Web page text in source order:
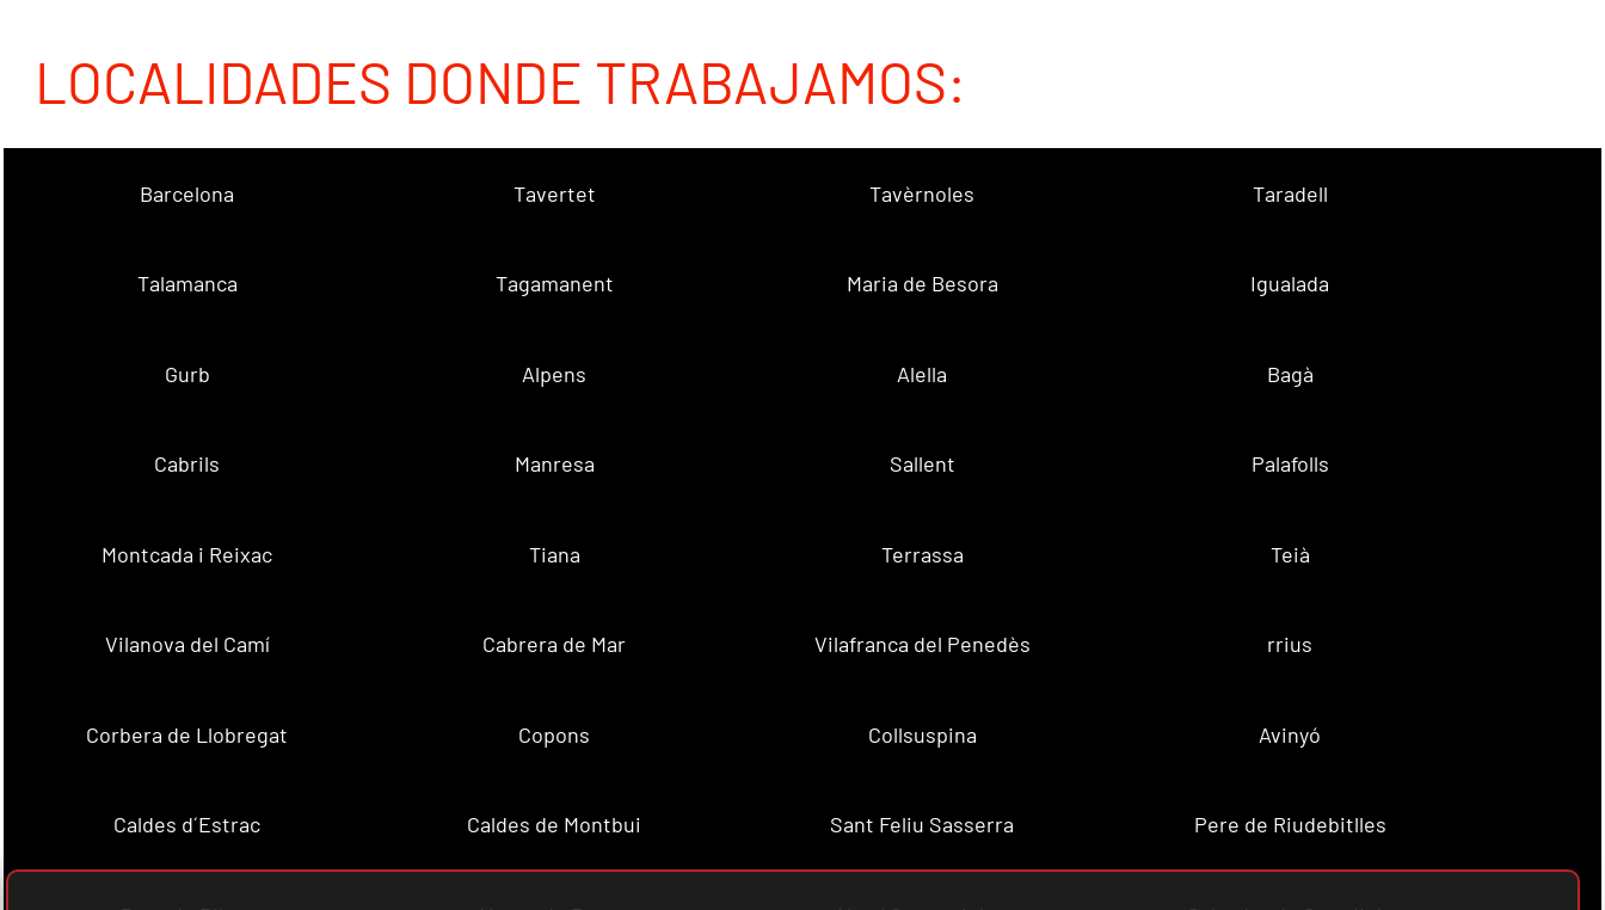
LOCALIDADES DONDE TRABAJAMOS:
Barcelona Tavertet Tavèrnoles Taradell
Talamanca Tagamanent Maria de Besora Igualada
Gurb Alpens Alella Bagà
Cabrils Manresa Sallent Palafolls
Montcada i Reixac Tiana Terrassa Teià
Vilanova del Camí Cabrera de Mar Vilafranca del Penedès rrius
Corbera de Llobregat Copons Collsuspina Avinyó
Caldes d´Estrac Caldes de Montbui Sant Feliu Sasserra Pere de Riudebitlles